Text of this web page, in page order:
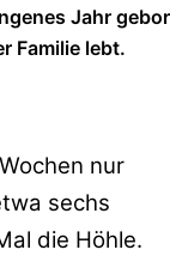
Jahr
Familie lebt.
nur
sechs
die Höhle.